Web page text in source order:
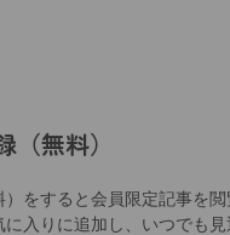
無料）
をすると会員限定記事を閲
に入りに追加し、いつでも見